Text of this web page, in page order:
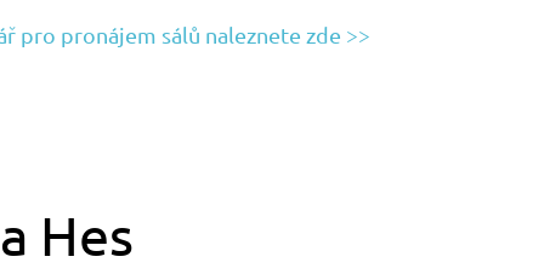
pro pronájem sálů naleznete zde >>
Hes